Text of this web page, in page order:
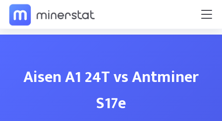
Aisen A1 24T vs Antminer
S17e